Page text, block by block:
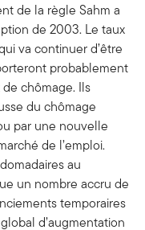
de la règle Sahm a
de 2003. Le taux
va continuer d’être
probablement
chômage. Ils
du chômage
par une nouvelle
de l’emploi.
au
un nombre accru de
temporaires
d’augmentation